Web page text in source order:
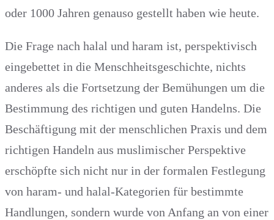
oder 1000 Jahren genauso gestellt haben wie heute.
Die Frage nach halal und haram ist, perspektivisch
eingebettet in die Menschheitsgeschichte, nichts
anderes als die Fortsetzung der Bemühungen um die
Bestimmung des richtigen und guten Handelns. Die
Beschäftigung mit der menschlichen Praxis und dem
richtigen Handeln aus muslimischer Perspektive
erschöpfte sich nicht nur in der formalen Festlegung
von haram- und halal-Kategorien für bestimmte
Handlungen, sondern wurde von Anfang an von einer